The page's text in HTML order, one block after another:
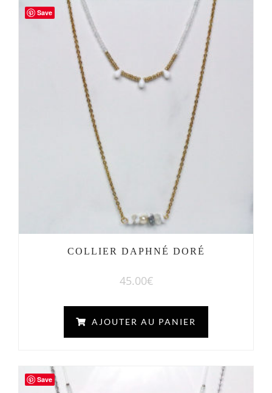
Save
COLLIER DAPHNÉ DORÉ
45.00€
AJOUTER AU PANIER
Save